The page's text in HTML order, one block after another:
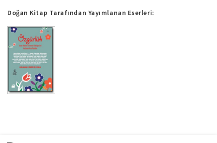
Doğan Kitap Tarafından Yayımlanan Eserleri: